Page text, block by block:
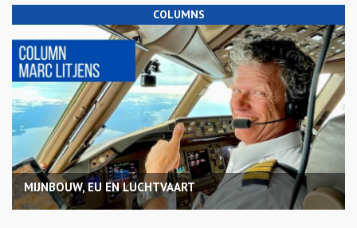
COLUMNS
MIJNBOUW, EU EN LUCHTVAART